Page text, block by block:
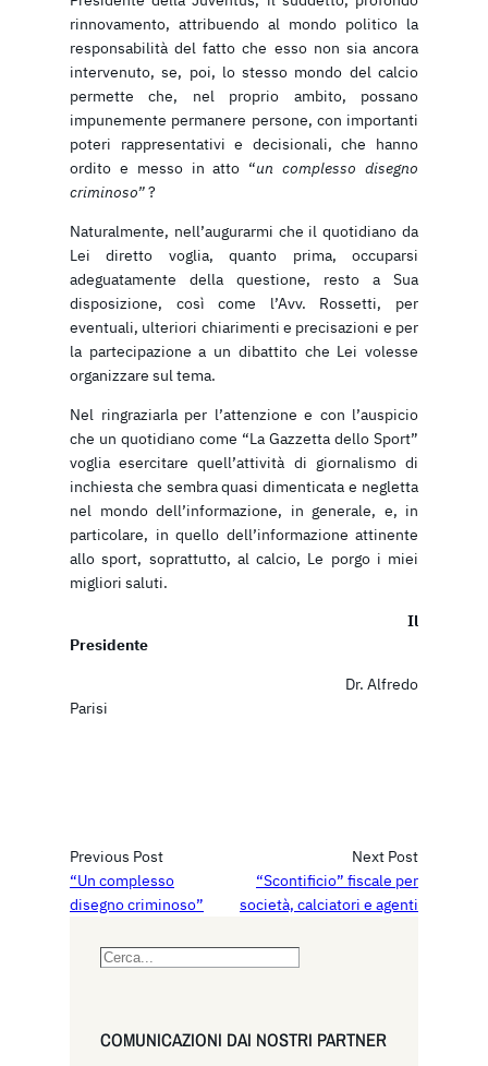
rinnovamento, attribuendo al mondo politico la
responsabilità del fatto che esso non sia ancora
intervenuto, se, poi, lo stesso mondo del calcio
permette che, nel proprio ambito, possano
impunemente permanere persone, con importanti
poteri rappresentativi e decisionali, che hanno
ordito e messo in atto “un complesso disegno
criminoso”?
Naturalmente, nell’augurarmi che il quotidiano da
Lei diretto voglia, quanto prima, occuparsi
adeguatamente della questione, resto a Sua
disposizione, così come l’Avv. Rossetti, per
eventuali, ulteriori chiarimenti e precisazioni e per
la partecipazione a un dibattito che Lei volesse
organizzare sul tema.
Nel ringraziarla per l’attenzione e con l’auspicio
che un quotidiano come “La Gazzetta dello Sport”
voglia esercitare quell’attività di giornalismo di
inchiesta che sembra quasi dimenticata e negletta
nel mondo dell’informazione, in generale, e, in
particolare, in quello dell’informazione attinente
allo sport, soprattutto, al calcio, Le porgo i miei
migliori saluti.
Il
Presidente
Dr. Alfredo
Parisi
Previous Post
“Un complesso
disegno criminoso”
Next Post
“Scontificio” fiscale per
società, calciatori e agenti
S
r
c
COMUNICAZIONI DAI NOSTRI PARTNER